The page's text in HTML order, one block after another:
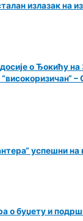
излазак на
о Ђокићу
“високоризичан“
успешни
о буџету и